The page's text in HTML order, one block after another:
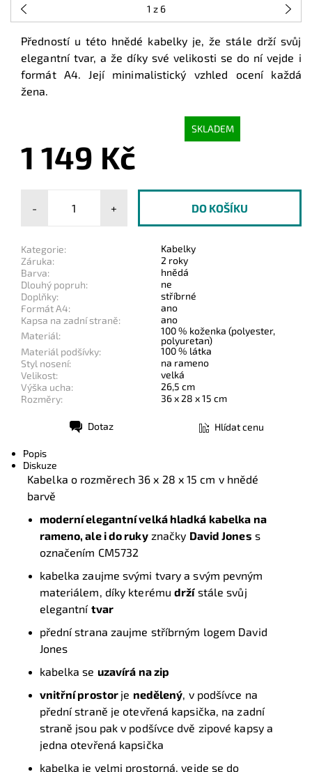
1 z 6
Předností u této hnědé kabelky je, že stále drží svůj
elegantní tvar, a že díky své velikosti se do ní vejde i
formát A4. Její minimalistický vzhled ocení každá
žena.
SKLADEM
1 149 Kč
- +
Kategorie:
Kabelky
Záruka:
2 roky
Barva:
hnědá
Dlouhý popruh:
ne
Doplňky:
stříbrné
Formát A4:
ano
Kapsa na zadní straně:
ano
Materiál:
100 % koženka (polyester,
polyuretan)
Materiál podšívky:
100 % látka
Styl nosení:
na rameno
Velikost:
velká
Výška ucha:
26,5 cm
Rozměry:
36 x 28 x 15 cm
Dotaz Hlídat cenu
Popis
Diskuze
Kabelka o rozměrech 36 x 28 x 15 cm v hnědé
barvě
moderní elegantní velká hladká kabelka na
rameno, ale i do rukyznačky David Jones s
označením CM5732
kabelka zaujme svými tvary a svým pevným
materiálem, díky kterémudržístále svůj
elegantní tvar
přední strana zaujme stříbrným logem David
Jones
kabelka se uzavírá na zip
vnitřní prostor je nedělený, v podšívce na
přední straně je otevřená kapsička, na zadní
straně jsou pak v podšívce dvě zipové kapsy a
jedna otevřená kapsička
kabelka je velmi prostorná, vejde se do